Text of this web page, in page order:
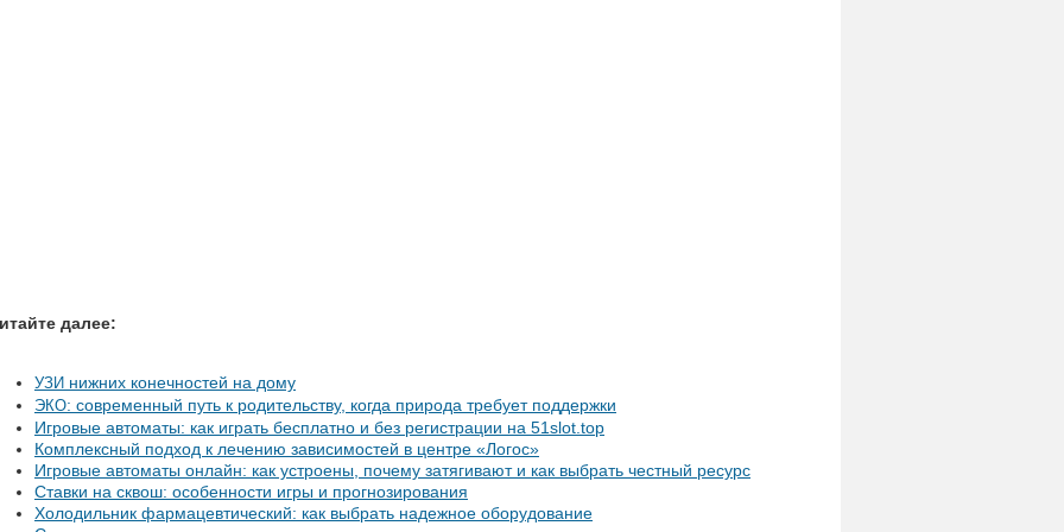
далее:
УЗИ нижних конечностей на дому
ЭКО: современный путь к родительству, когда природа требует поддержки
Игровые автоматы: как играть бесплатно и без регистрации на 51slot.top
Комплексный подход к лечению зависимостей в центре «Логос»
Игровые автоматы онлайн: как устроены, почему затягивают и как выбрать честный ресурс
Ставки на сквош: особенности игры и прогнозирования
Холодильник фармацевтический: как выбрать надежное оборудование